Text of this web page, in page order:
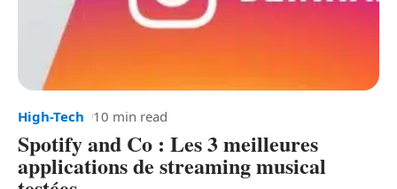
High-Tech 10 min read
Spotify and Co : Les 3 meilleures
applications de streaming musical